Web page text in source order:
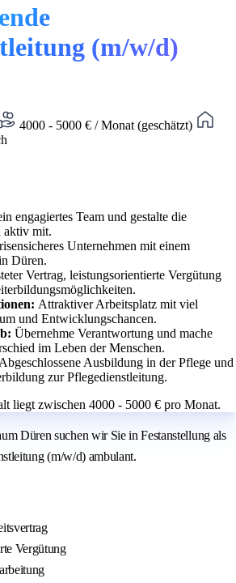
(m/w/d)
4000 - 5000 € / Monat (geschätzt)
engagiertes Team und gestalte die
aktiv mit.
Unternehmen mit einem
Düren.
Vertrag, leistungsorientierte Vergütung
Attraktiver Arbeitsplatz mit viel
und Entwicklungschancen.
Übernehme Verantwortung und mache
im Leben der Menschen.
Abgeschlossene Ausbildung in der Pflege und
zur Pflegedienstleitung.
liegt zwischen 4000 - 5000 € pro Monat.
Düren suchen wir Sie in Festanstellung als
(m/w/d) ambulant.
Vergütung